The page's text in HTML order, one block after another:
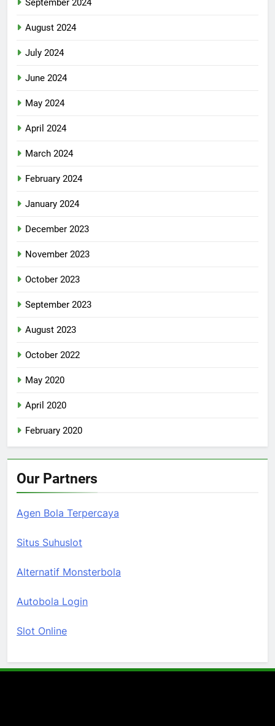
September 2024
August 2024
July 2024
June 2024
May 2024
April 2024
March 2024
February 2024
January 2024
December 2023
November 2023
October 2023
September 2023
August 2023
October 2022
May 2020
April 2020
February 2020
Our Partners
Agen Bola Terpercaya
Situs Suhuslot
Alternatif Monsterbola
Autobola Login
Slot Online